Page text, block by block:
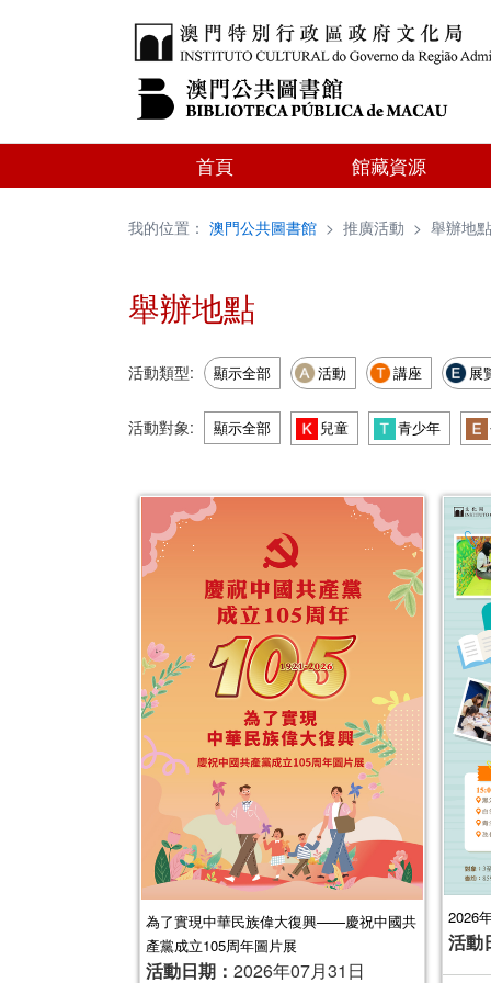
首頁 館藏資源
我的位置： 澳門公共圖書館 > 推廣活動 > 舉辦地點
舉辦地點
活動類型: 顯示全部 活動 講座 展
活動對象: 顯示全部 兒童 青少年
為了實現中華民族偉大復興——慶祝中國共
產黨成立105周年圖片展
活動日期： 2026年07月31日
2026
活動